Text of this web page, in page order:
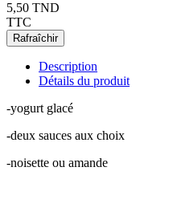
5,50 TND
TTC
Description
Détails du produit
-yogurt glacé
-deux sauces aux choix
-noisette ou amande